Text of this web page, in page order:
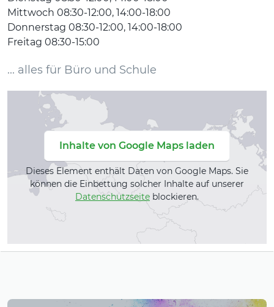
Mittwoch 08:30-12:00, 14:00-18:00
Donnerstag 08:30-12:00, 14:00-18:00
Freitag 08:30-15:00
... alles für Büro und Schule
Inhalte von Google Maps laden
Dieses Element enthält Daten von Google Maps. Sie
können die Einbettung solcher Inhalte auf unserer
Datenschutzseite blockieren.